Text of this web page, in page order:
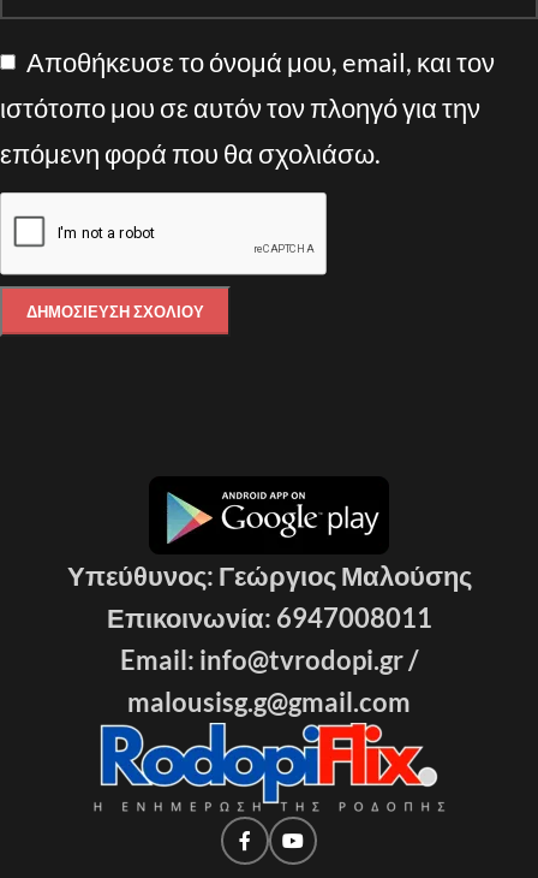
Αποθήκευσε το όνομά μου, email, και τον
ιστότοπο μου σε αυτόν τον πλοηγό για την
επόμενη φορά που θα σχολιάσω.
Υπεύθυνος: Γεώργιος Μαλούσης
Επικοινωνία: 6947008011
Email: info@tvrodopi.gr /
malousisg.g@gmail.com